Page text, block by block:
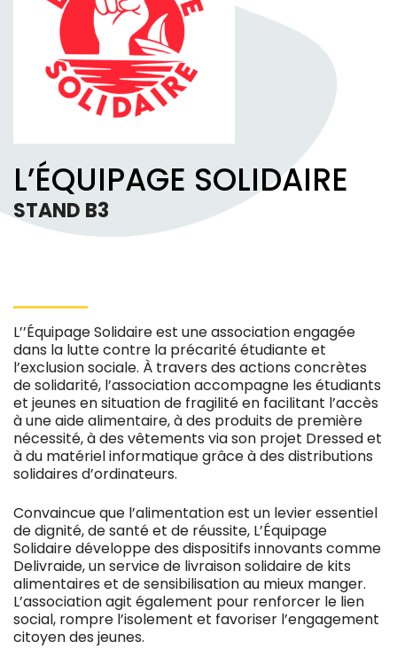
L’ÉQUIPAGE SOLIDAIRE
STAND B3
L’’Équipage Solidaire est une association engagée
dans la lutte contre la précarité étudiante et
l’exclusion sociale. À travers des actions concrètes
de solidarité, l’association accompagne les étudiants
et jeunes en situation de fragilité en facilitant l’accès
à une aide alimentaire, à des produits de première
nécessité, à des vêtements via son projet Dressed et
à du matériel informatique grâce à des distributions
solidaires d’ordinateurs.
Convaincue que l’alimentation est un levier essentiel
de dignité, de santé et de réussite, L’Équipage
Solidaire développe des dispositifs innovants comme
Delivraide, un service de livraison solidaire de kits
alimentaires et de sensibilisation au mieux manger.
L’association agit également pour renforcer le lien
social, rompre l’isolement et favoriser l’engagement
citoyen des jeunes.